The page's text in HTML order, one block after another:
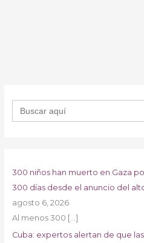
Buscar:
300 niños han muerto en Gaza
300 días desde el anuncio del
agosto 6, 2026
Al menos 300 […]
Cuba: expertos alertan de que las